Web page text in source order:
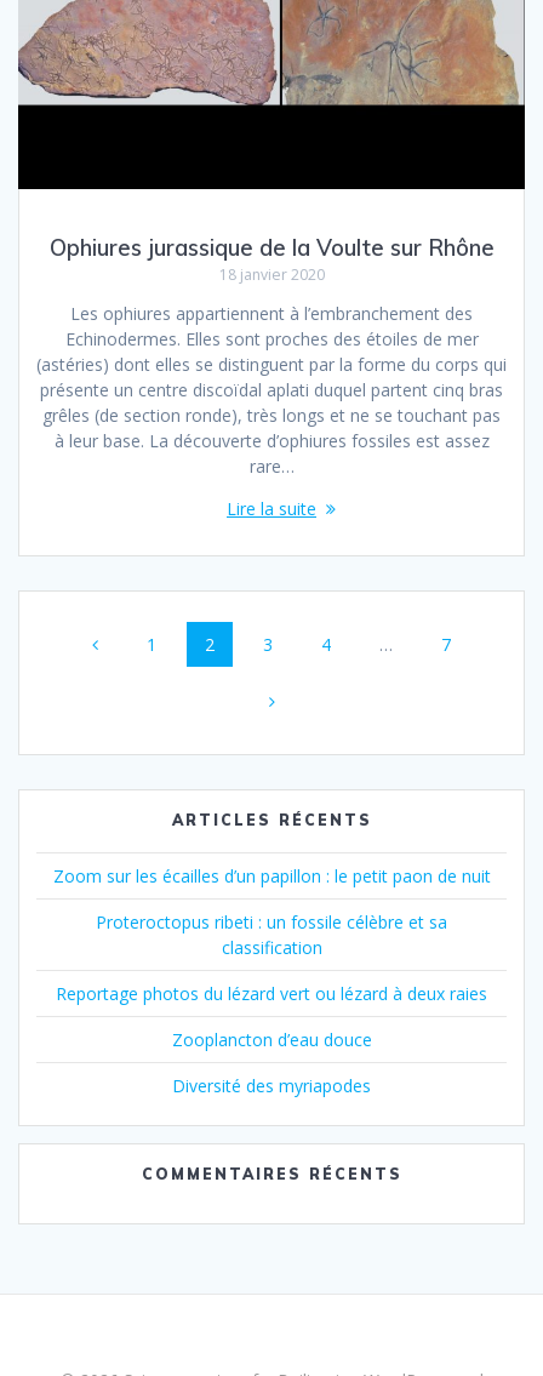
Ophiures jurassique de la Voulte sur Rhône
18 janvier 2020
Les ophiures appartiennent à l’embranchement des
Echinodermes. Elles sont proches des étoiles de mer
(astéries) dont elles se distinguent par la forme du corps qui
présente un centre discoïdal aplati duquel partent cinq bras
grêles (de section ronde), très longs et ne se touchant pas
à leur base. La découverte d’ophiures fossiles est assez
rare…
Lire la suite
Navigation
des
Page
1 Page
2 Page
3 Page
4 … Page
7
ARTICLES RÉCENTS
Zoom sur les écailles d’un papillon : le petit paon de nuit
Proteroctopus ribeti : un fossile célèbre et sa
classification
Reportage photos du lézard vert ou lézard à deux raies
Zooplancton d’eau douce
Diversité des myriapodes
COMMENTAIRES RÉCENTS